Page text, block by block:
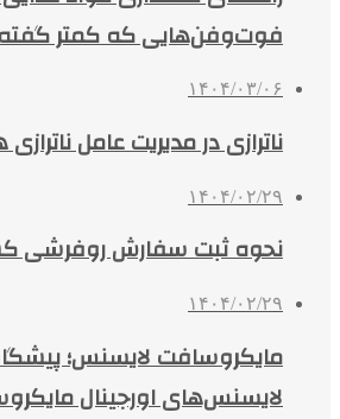
فوت‌وفن‌هایی که کمتر
۱۴۰۴/۰۳/۰۶
ناترازی در مدیریت عامل
۱۴۰۴/۰۲/۲۹
نحوه ثبت سفارش روفرشی
۱۴۰۴/۰۲/۲۹
مایکروسافت لایسنس؛
لایسنس‌های اورجینال